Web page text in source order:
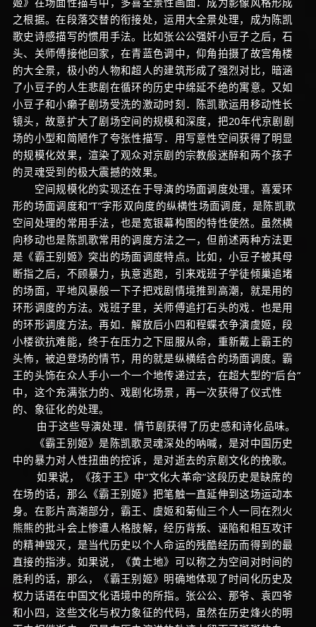
之根据。在段落交替的衔接处，运用大全景处理，成为陈凯
歌史诗感描写的惯用手法。比如张公公强奸小豆子之后，石
头、关师傅接他回家，在青蓝色调中，仰角拍摄了故宫角楼
的大全景，极小的人物和超人的建筑形成了强烈对比，暗涵
了小豆子的人生悲剧在循环的历史中绵延不绝的寓意。又如
小豆子和小癞子剧场受洗的激动时刻．陈凯歌运用移动性长
镜头，故意扩大了剧场空间的规模和深度，把20年代京剧剧
场的小型和简陋作了夸张性描写．用写意性空间获得了明显
的规模化效果，渲染了观众对京剧的宗教般迷醉和两个孩子
的灵魂受到的极大震撼的效果。
空间规模化的实现还在于导演的场面调度处理。喜爱环
形的场面调度和“T”字形双向度的纵横性场面调度，是陈凯歌
空间处理的常用手法，也是宽银幕构图的特性使然。虽然横
向移动也是陈凯歌常用的调度方法之一，但前述两种方法更
是《霸王别姬》突出的场面调度特点。比如，小豆子被其母
断指之后，不顾暴力，执意逃跑，引来戏班子学徒倾巢追堵
的场面，平地风暴般一下子把戏剧情境推到高潮，就是用的
环形调度的方法。戏班子里，关师傅追打石头的戏．也是用
的环形调度方法。再如．解放后小四和程蝶衣争演虞姬，段
小楼欲抗难能，终于在压力之下屈服从命，重新戴上霸王的
头怖，被迫登场的情节，用的就是纵横结合的场面调度。霸
王的头饰在众人手小一个一个地传递过去，在超大型的“后台”
中，这个充满张力的、戏剧化场景，再一次获得了仪式性
的、象征化的处理。
由于这些导演处理．情节剧获得了历史感和诗化品味。
《霸王别姬》是陈凯歌灵魂深处的呐喊，是对中国历史
中的暴力对人性扭曲的控诉，是对逝去的京剧文化的挽歌。
如果说，《孩于王》中“文化大革命”这段历史是缺席的
在场的话，那么《霸王别姬》把笔触一直延伸到这场运动本
身。在影片高潮部分，霸王、虞姬和菊仙三个人一同在烈火
熊熊的批斗会上惨遭人格肢解，经历背叛、诬陷和相互攻讦
的精神毁灭，是当代历史以个人命运的残酷经历而得到的最
直接的指涉。如果说，《黄土地》可以称之为空间对时间的
胜利的话，那么，《霸王别姬》明确地体现了时间化历史及
权力话语在中国文化语境中的所指。张公公、那爷、袁四爷
和小四，这些文化与权力象征的代码，虽然在历史烽火的明